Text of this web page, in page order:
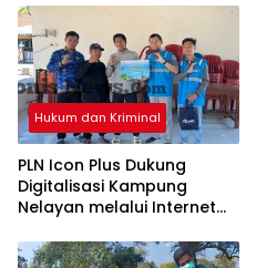
Surabaya
Hukum dan Kriminal
PLN Icon Plus Dukung
Digitalisasi Kampung
Nelayan melalui Internet
Rajatama